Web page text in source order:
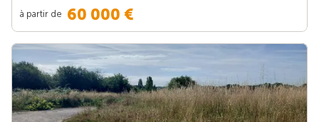
à partir de 60 000 €